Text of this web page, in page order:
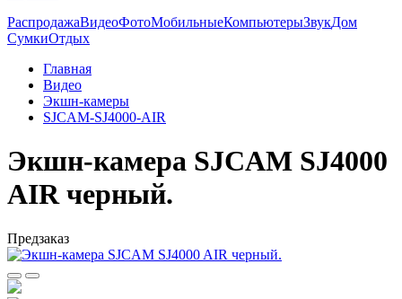
РаспродажаВидеоФотоМобильныеКомпьютерыЗвукДом
СумкиОтдых
Главная
Видео
Экшн-камеры
SJCAM-SJ4000-AIR
Экшн-камера SJCAM SJ4000
AIR черный.
Предзаказ